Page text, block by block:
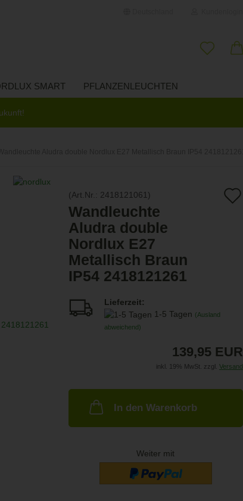
Passwort vergessen?
SMART PFLANZENLEUCHTEN
(Art.Nr.: 2418121061 )
Wandleuchte
Aludra double
Nordlux E27
Metallisch Braun
IP54 2418121261
Lieferzeit:
1-5 Tagen (Ausland
abweichend)
139,95 EUR
inkl. 19% MwSt. zzgl. Versand
In den Warenkorb
Weiter mit